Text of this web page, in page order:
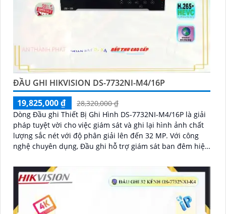
ĐẦU GHI HIKVISION DS-7732NI-M4/16P
19,825,000 ₫
28,320,000 ₫
Dòng Đầu ghi Thiết Bị Ghi Hình DS-7732NI-M4/16P là giải
pháp tuyệt vời cho việc giám sát và ghi lại hình ảnh chất
lượng sắc nét với độ phân giải lên đến 32 MP. Với công
nghệ chuyên dụng, Đầu ghi hỗ trợ giám sát ban đêm hiệu